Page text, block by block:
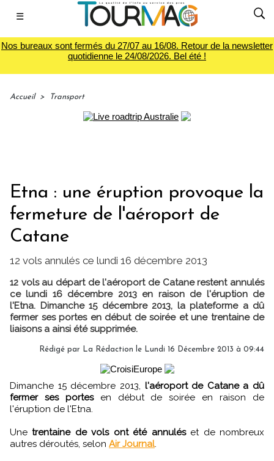
☰
Nos bureaux sont fermés du 27/07 au 16/08. Retour de la newsletter
quotidienne le 24/08/2026. Bel été !
Accueil > Transport
Etna : une éruption provoque la
fermeture de l'aéroport de
Catane
12 vols annulés ce lundi 16 décembre 2013
12 vols au départ de l'aéroport de Catane restent annulés
ce lundi 16 décembre 2013 en raison de l'éruption de
l'Etna. Dimanche 15 décembre 2013, la plateforme a dû
fermer ses portes en début de soirée et une trentaine de
liaisons a ainsi été supprimée.
Rédigé par La Rédaction le Lundi 16 Décembre 2013 à 09:44
Dimanche 15 décembre 2013, l'aéroport de Catane a dû
fermer ses portesen début de soirée en raison de
l'éruption de l'Etna.
Unetrentaine de vols ont été annuléset de nombreux
autres déroutés, selon Air Journal.